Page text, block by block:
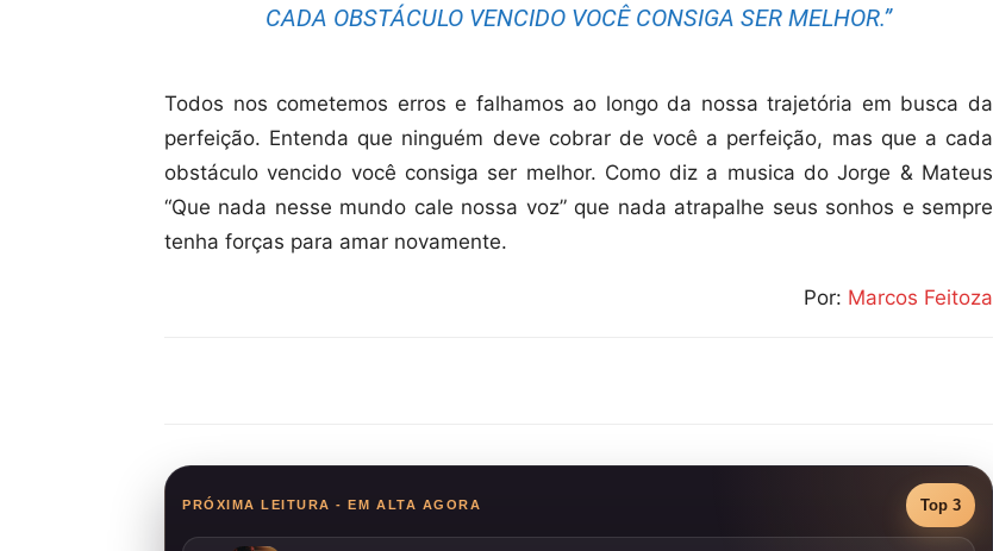
CADA OBSTÁCULO VENCIDO VOCÊ CONSIGA SER MELHOR.”
Todos nos cometemos erros e falhamos ao longo da nossa trajetória em busca da
perfeição. Entenda que ninguém deve cobrar de você a perfeição, mas que a cada
obstáculo vencido você consiga ser melhor. Como diz a musica do Jorge & Mateus
“Que nada nesse mundo cale nossa voz” que nada atrapalhe seus sonhos e sempre
tenha forças para amar novamente.
Por: Marcos Feitoza
PRÓXIMA LEITURA - EM ALTA AGORA Top 3